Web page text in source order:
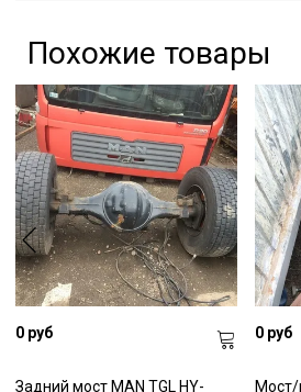
Похожие товары
0 руб
Задний мост MAN TGL HY-
0 руб
Мост/